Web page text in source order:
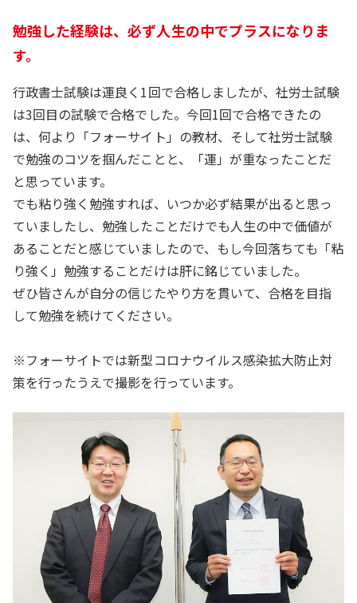
勉強した経験は、必ず人生の中でプラスになりま
す。
行政書士試験は運良く1回で合格しましたが、社労士試験
は3回目の試験で合格でした。今回1回で合格できたの
は、何より「フォーサイト」の教材、そして社労士試験
で勉強のコツを掴んだことと、「運」が重なったことだ
と思っています。
でも粘り強く勉強すれば、いつか必ず結果が出ると思っ
ていましたし、勉強したことだけでも人生の中で価値が
あることだと感じていましたので、もし今回落ちても「粘
り強く」勉強することだけは肝に銘じていました。
ぜひ皆さんが自分の信じたやり方を貫いて、合格を目指
して勉強を続けてください。
※フォーサイトでは新型コロナウイルス感染拡大防止対
策を行ったうえで撮影を行っています。